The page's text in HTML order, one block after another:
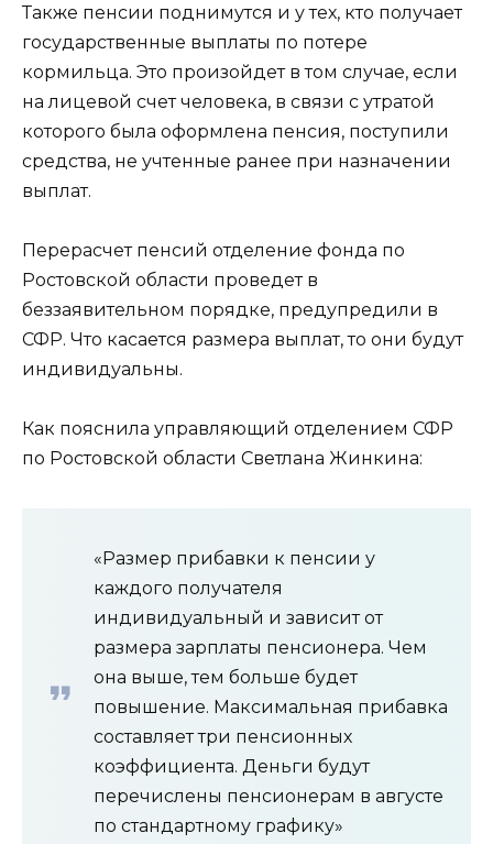
Также пенсии поднимутся и у тех, кто получает
государственные выплаты по потере
кормильца. Это произойдет в том случае, если
на лицевой счет человека, в связи с утратой
которого была оформлена пенсия, поступили
средства, не учтенные ранее при назначении
выплат.
Перерасчет пенсий отделение фонда по
Ростовской области проведет в
беззаявительном порядке, предупредили в
СФР. Что касается размера выплат, то они будут
индивидуальны.
Как пояснила управляющий отделением СФР
по Ростовской области Светлана Жинкина:
«Размер прибавки к пенсии у
каждого получателя
индивидуальный и зависит от
размера зарплаты пенсионера. Чем
она выше, тем больше будет
повышение. Максимальная прибавка
составляет три пенсионных
коэффициента. Деньги будут
перечислены пенсионерам в августе
по стандартному графику»